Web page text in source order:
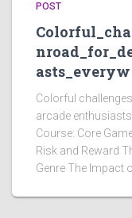
POST
asts_everyw
Colorful
arcade
Course: Core
Risk and Reward
Genre The Impact